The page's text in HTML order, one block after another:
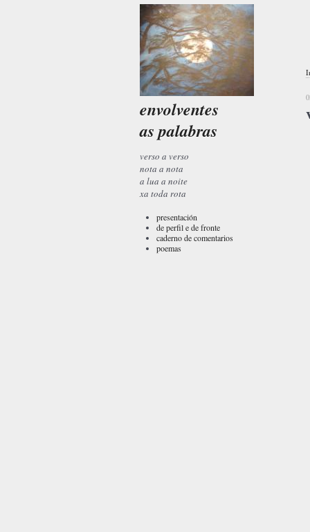
envolventes
as palabras
verso a verso
nota a nota
a lua a noite
xa toda rota
presentación
de perfil e de fronte
caderno de comentarios
poemas